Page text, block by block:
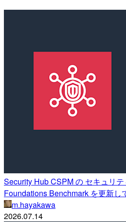
Security Hub CSPM の セキュリ
Foundations Benchmark を更新し
m.hayakawa
2026.07.14